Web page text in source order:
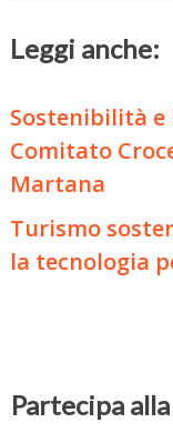
Leggi anche:
Sostenibilità
Comitato
Martana
Turismo
la tecnologia
Partecipa